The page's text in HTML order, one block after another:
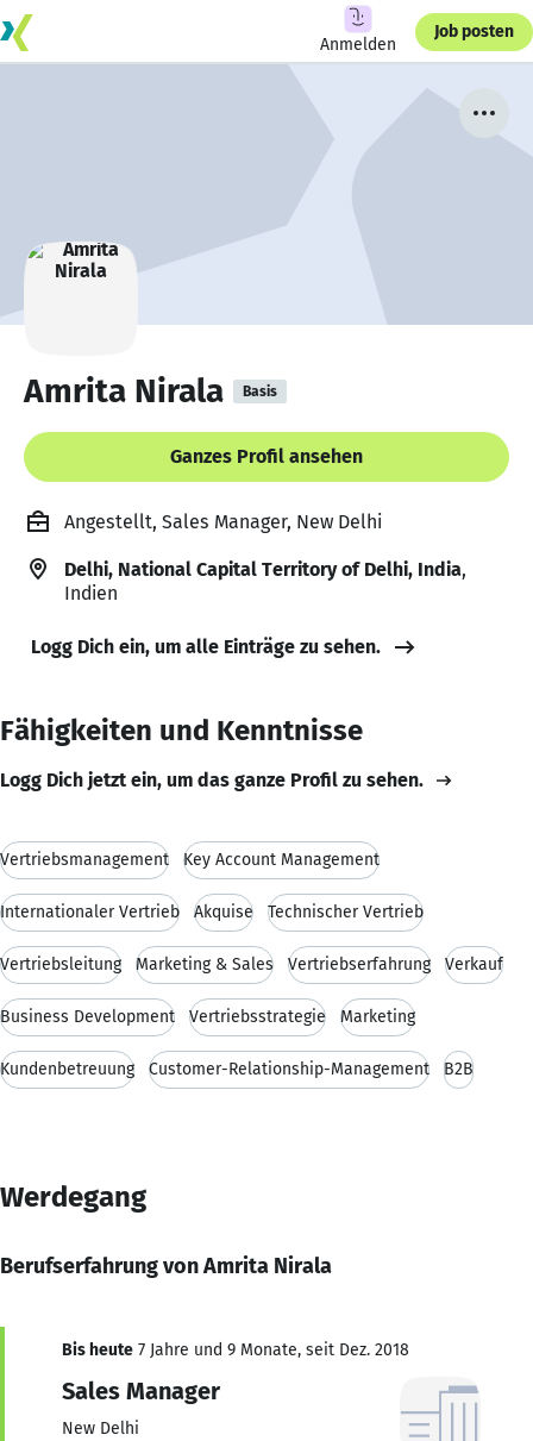
Anmelden
Job posten
Amrita Nirala Basis
Ganzes Profil ansehen
Angestellt, Sales Manager, New Delhi
Delhi, National Capital Territory of Delhi, India,
Indien
Logg Dich ein, um alle Einträge zu sehen.
Fähigkeiten und Kenntnisse
Logg Dich jetzt ein, um das ganze Profil zu sehen.
Vertriebsmanagement Key Account Management
Internationaler Vertrieb Akquise Technischer Vertrieb
Vertriebsleitung Marketing & Sales Vertriebserfahrung Verkauf
Business Development Vertriebsstrategie Marketing
Kundenbetreuung Customer-Relationship-Management B2B
Werdegang
Berufserfahrung von Amrita Nirala
Bis heute 7 Jahre und 9 Monate, seit Dez. 2018
Sales Manager
New Delhi